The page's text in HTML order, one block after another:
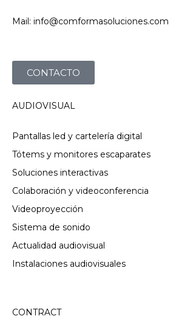
Mail: info@comformasoluciones.com
CONTACTO
AUDIOVISUAL
Pantallas led y cartelería digital
Tótems y monitores escaparates
Soluciones interactivas
Colaboración y videoconferencia
Videoproyección
Sistema de sonido
Actualidad audiovisual
Instalaciones audiovisuales
CONTRACT